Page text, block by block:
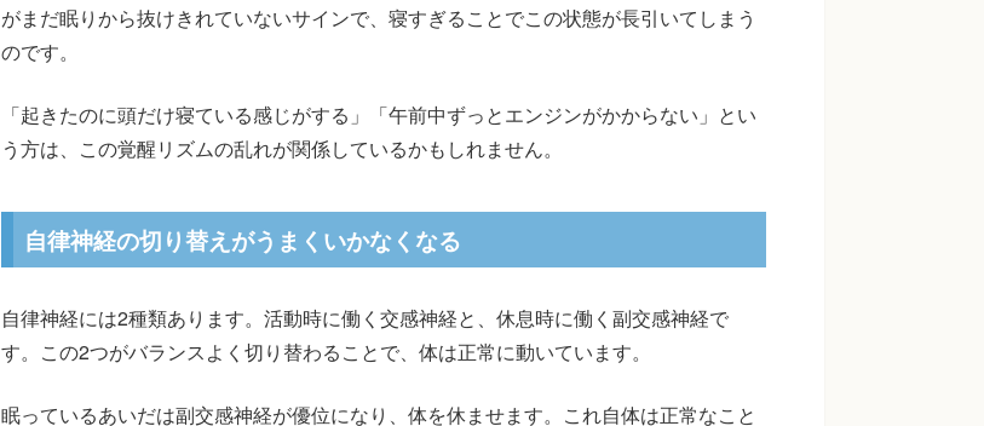
がまだ眠りから抜けきれていないサインで、寝すぎることでこの状態が長引いてしまう
のです。
「起きたのに頭だけ寝ている感じがする」「午前中ずっとエンジンがかからない」とい
う方は、この覚醒リズムの乱れが関係しているかもしれません。
自律神経の切り替えがうまくいかなくなる
自律神経には2種類あります。活動時に働く交感神経と、休息時に働く副交感神経で
す。この2つがバランスよく切り替わることで、体は正常に動いています。
眠っているあいだは副交感神経が優位になり、体を休ませます。これ自体は正常なこと